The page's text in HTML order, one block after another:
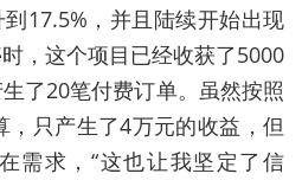
17.5%，并且陆续开始出现
，这个项目已经收获了5000
了20笔付费订单。虽然按照
，只产生了4万元的收益，但
需求，“这也让我坚定了信